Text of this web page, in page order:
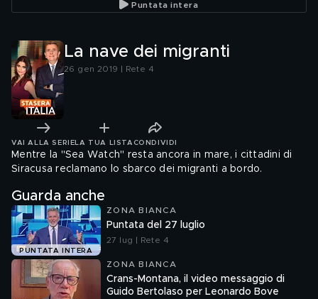
Puntata intera
La nave dei migranti
26 gen 2019 | Rete 4
VAI ALLA SERIE LA TUA LISTA CONDIVIDI
Mentre la "Sea Watch" resta ancora in mare, i cittadini di
Siracusa reclamano lo sbarco dei migranti a bordo.
Guarda anche
PUNTATA INTERA
ZONA BIANCA
Puntata del 27 luglio
27 lug | Rete 4
ZONA BIANCA
Crans-Montana, il video messaggio di
Guido Bertolaso per Leonardo Bove